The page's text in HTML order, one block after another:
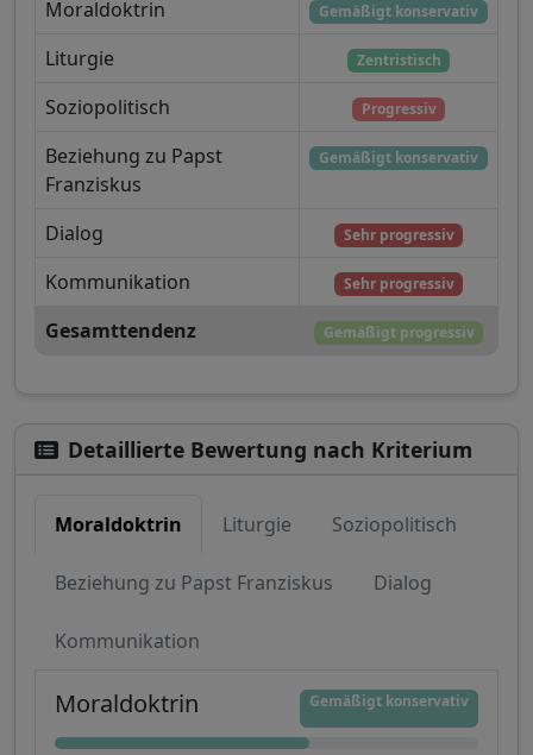
Moraldoktrin Gemäßigt konservativ
Liturgie Zentristisch
Soziopolitisch Progressiv
Beziehung zu Papst
Franziskus
Gemäßigt konservativ
Dialog Sehr progressiv
Kommunikation Sehr progressiv
Gesamttendenz Gemäßigt progressiv
Detaillierte Bewertung nach Kriterium
Moraldoktrin Liturgie Soziopolitisch
Beziehung zu Papst Franziskus Dialog
Kommunikation
Moraldoktrin Gemäßigt konservativ